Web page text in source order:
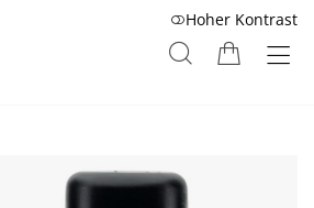
Hoher Kontrast